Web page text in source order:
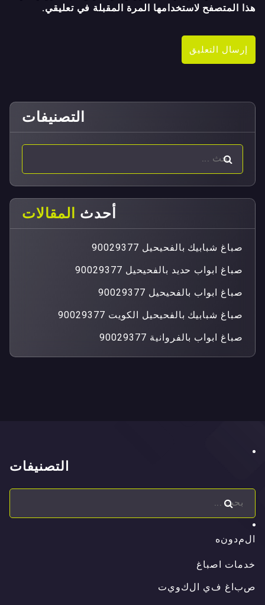
هذا المتصفح لاستخدامها المرة المقبلة في تعليقي.
التصنيفات
أحدث المقالات
صباغ شبابيك بالفحيحيل 90029377
صباغ ابواب حديد بالفحيحيل 90029377
صباغ ابواب بالفحيحيل 90029377
صباغ شبابيك بالفحيحيل الكويت 90029377
صباغ ابواب بالفروانية 90029377
التصنيفات
ل
لمدونه
خدمات اصباغ
ال
صباغ ف ي ا لكويت